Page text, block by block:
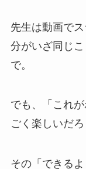
先生は動画で
分がいざ同じ
で。
でも、「これ
ごく楽しいだろ
その「できる